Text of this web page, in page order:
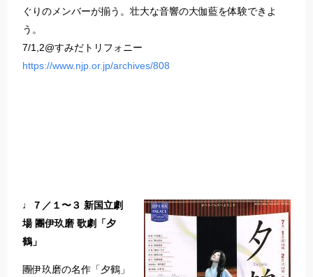
ぐりのメンバーが揃う。壮大な音響の大伽藍を体験できよ
う。
7/1,2@すみだトリフォニー
https://www.njp.or.jp/archives/808
♩７／１〜３ 新国立劇
場 團伊玖磨 歌劇「夕
鶴」
團伊玖磨の名作「夕鶴」